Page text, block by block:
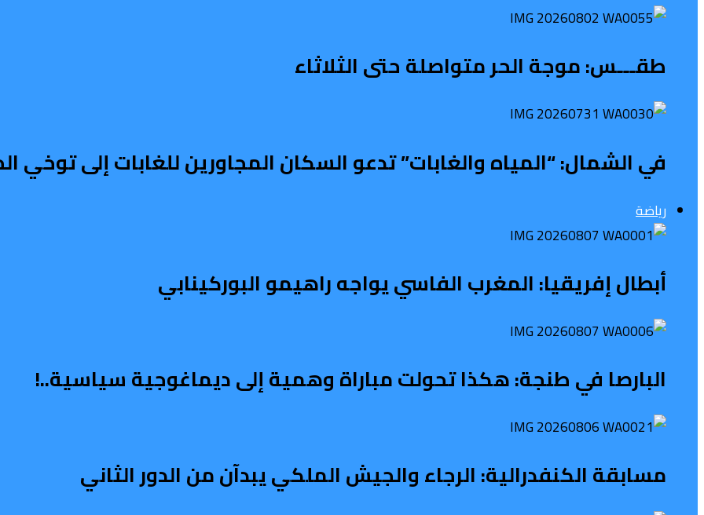
طقـــس: موجة الحر متواصلة حتى الثلاثاء
في الشمال: “المياه والغابات” تدعو السكان المجاورين للغابات إلى توخي
رياضة
أبطال إفريقيا: المغرب الفاسي يواجه راهيمو البوركينابي
البارصا في طنجة: هكذا تحولت مباراة وهمية إلى ديماغوجية سياسية..!
مسابقة الكنفدرالية: الرجاء والجيش الملكي يبدآن من الدور الثاني